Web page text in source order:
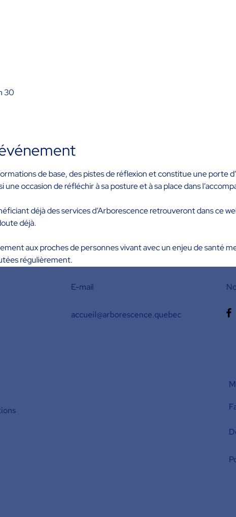
30
de base, des pistes de réflexion et constitue une porte
une occasion de réfléchir à sa posture et à sa place dans
déjà des services d’Arborescence retrouveront dans ce
déjà.
aux proches de personnes vivant avec un enjeu de santé
régulièrement.
E-mail
accueil@arborescence.quebec